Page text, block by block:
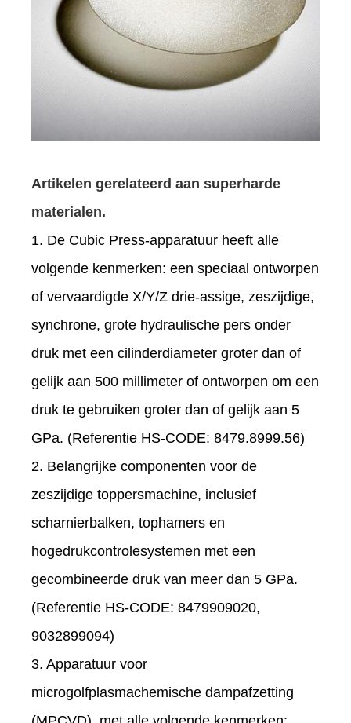
Artikelen gerelateerd aan superharde
materialen.
1. De Cubic Press-apparatuur heeft alle
volgende kenmerken: een speciaal ontworpen
of vervaardigde X/Y/Z drie-assige, zeszijdige,
synchrone, grote hydraulische pers onder
druk met een cilinderdiameter groter dan of
gelijk aan 500 millimeter of ontworpen om een
​​druk te gebruiken groter dan of gelijk aan 5
GPa. (Referentie HS-CODE: 8479.8999.56)
2. Belangrijke componenten voor de
zeszijdige toppersmachine, inclusief
scharnierbalken, tophamers en
hogedrukcontrolesystemen met een
gecombineerde druk van meer dan 5 GPa.
(Referentie HS-CODE: 8479909020,
9032899094)
3. Apparatuur voor
microgolfplasmachemische dampafzetting